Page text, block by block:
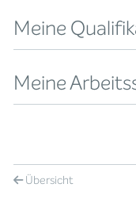
Meine
Meine
Übersicht